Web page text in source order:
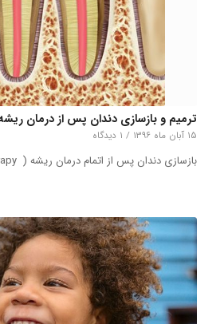
ترمیم و بازسازی دندان پس از درمان
۱۵ آبان ماه ۱۳۹۶ / ۱ دیدگاه
بازسازی دندان پس از اتمام درمان ریشه ( root canal therapy) که به …